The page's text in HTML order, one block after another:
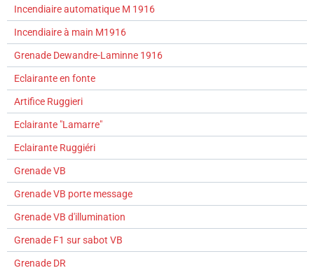
Incendiaire automatique M 1916
Incendiaire à main M1916
Grenade Dewandre-Laminne 1916
Eclairante en fonte
Artifice Ruggieri
Eclairante "Lamarre"
Eclairante Ruggiéri
Grenade VB
Grenade VB porte message
Grenade VB d'illumination
Grenade F1 sur sabot VB
Grenade DR